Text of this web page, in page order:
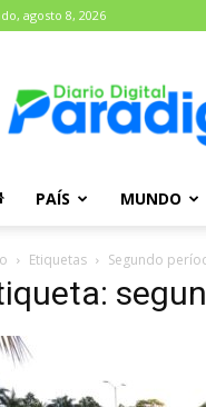
agosto 8, 2026
PAÍS MUNDO
Etiquetas Segundo